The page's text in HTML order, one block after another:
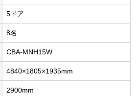
5ドア
8名
CBA-MNH15W
4840×1805×1935mm
2900mm